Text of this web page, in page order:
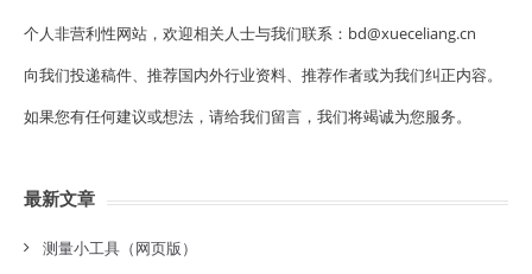
个人非营利性网站，欢迎相关人士与我们联系：bd@xueceliang.cn
向我们投递稿件、推荐国内外行业资料、推荐作者或为我们纠正内容。
如果您有任何建议或想法，请给我们留言，我们将竭诚为您服务。
最新文章
测量小工具（网页版）